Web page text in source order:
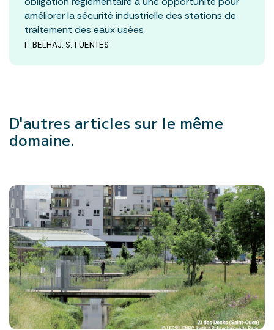
améliorer la sécurité industrielle des stations de
traitement des eaux usées
F. BELHAJ, S. FUENTES
D'autres articles sur le même
domaine.